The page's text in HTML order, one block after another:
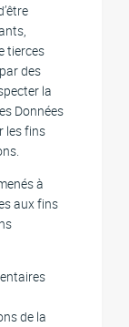
tierces
des
la
Données
les fins
à
aux fins
de la